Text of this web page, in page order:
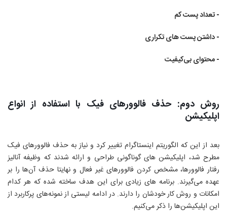
- تعداد پست کم
- داشتن پست های تکراری
- محتوای بی‌کیفیت
روش دوم: حذف فالوورهای فیک با استفاده از انواع
اپلیکیشن
بعد از این که الگوریتم اینستاگرام تغییر کرد و نیاز به حذف فالوورهای فیک
مطرح شد، اپلیکیشن های گوناگونی طراحی و ارائه شدند که وظیفه آنالیز
رفتار فالوورها، مشخص کردن فالوورهای غیر فعال و نهایتا حذف آن‌ها را بر
عهده می‌گیرند. برنامه های زیادی برای این هدف ساخته شده که هر کدام
امکانات و روش کار خودشان را دارند. در ادامه لیستی از نمونه‌های پرکاربرد از
این اپلیکیشن‌ها را ذکر می‌کنیم.